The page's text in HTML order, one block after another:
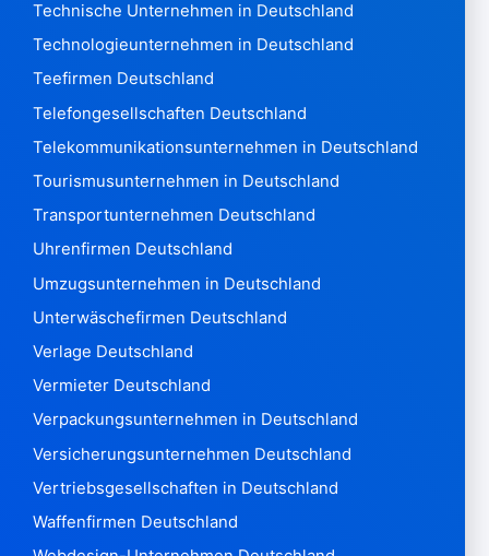
Rumänien 1.153.771
Russische Föderation3,727,055
Ruanda875
Heilige Helena 7
San Marino3.471
Sao Tome & Principe 28
Saudi-Arabien 167.612
Senegal 1.365
Seychellen614
Sierra Leone428
Singapur 447.619
Slowakei 610.810
Salomonen 81
Somalia267
Südafrika334.996
Südkorea 2.469.477
Technische Unternehmen in Deutschland
Technologieunternehmen in Deutschland
Teefirmen Deutschland
Telefongesellschaften Deutschland
Telekommunikationsunternehmen in Deutschland
Tourismusunternehmen in Deutschland
Transportunternehmen Deutschland
Uhrenfirmen Deutschland
Umzugsunternehmen in Deutschland
Unterwäschefirmen Deutschland
Verlage Deutschland
Vermieter Deutschland
Verpackungsunternehmen in Deutschland
Versicherungsunternehmen Deutschland
Vertriebsgesellschaften in Deutschland
Waffenfirmen Deutschland